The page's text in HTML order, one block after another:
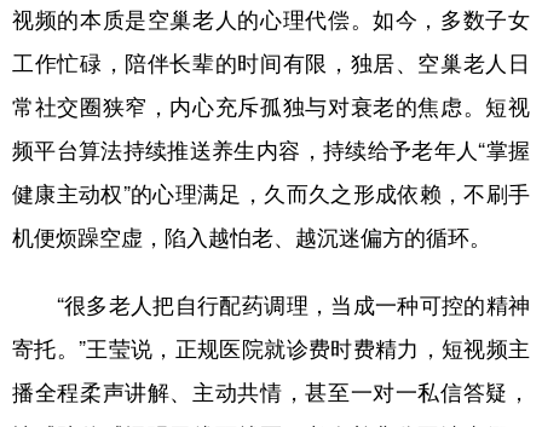
视频的本质是空巢老人的心理代偿。如今，多数子女
工作忙碌，陪伴长辈的时间有限，独居、空巢老人日
常社交圈狭窄，内心充斥孤独与对衰老的焦虑。短视
频平台算法持续推送养生内容，持续给予老年人“掌握
健康主动权”的心理满足，久而久之形成依赖，不刷手
机便烦躁空虚，陷入越怕老、越沉迷偏方的循环。
“很多老人把自行配药调理，当成一种可控的精神
寄托。”王莹说，正规医院就诊费时费精力，短视频主
播全程柔声讲解、主动共情，甚至一对一私信答疑，